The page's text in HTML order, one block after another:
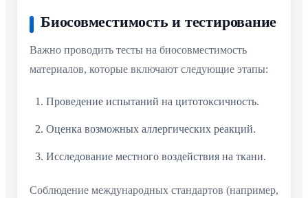
Биосовместимость и тестирование
Важно проводить тесты на биосовместимость
материалов, которые включают следующие этапы:
Проведение испытаний на цитотоксичность.
Оценка возможных аллергических реакций.
Исследование местного воздействия на ткани.
Соблюдение международных стандартов (например,